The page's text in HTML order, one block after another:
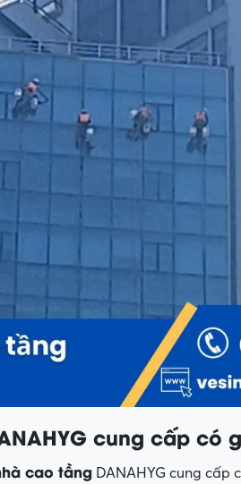
cung cấp có
cao tầng DANAHYG cung cấp